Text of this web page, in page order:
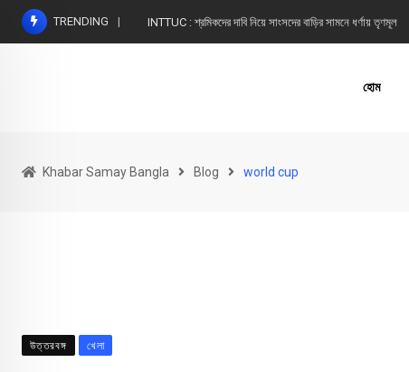
Skip
TRENDING INTTUC : শ্রমিকদের দাবি নিয়ে সাংসদের বাড়ির সামনে ধর্ণায় তৃণমূল
হোম
Khabar Samay Bangla Blog world cup
উত্তরবঙ্গ খেলা